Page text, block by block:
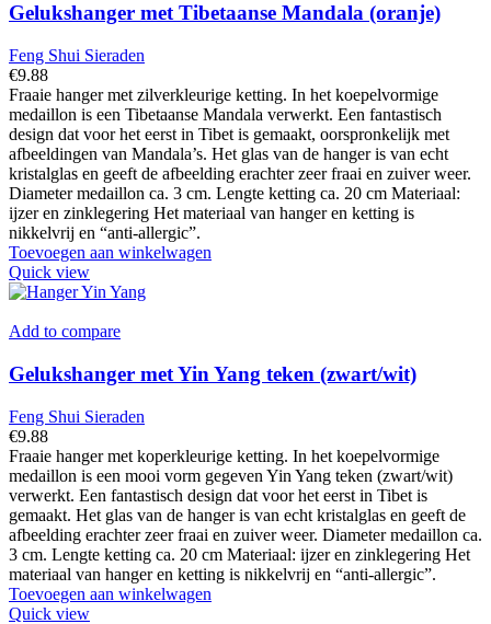
Gelukshanger met Tibetaanse Mandala (oranje)
Feng Shui Sieraden
€9.88
Fraaie hanger met zilverkleurige ketting. In het koepelvormige
medaillon is een Tibetaanse Mandala verwerkt. Een fantastisch
design dat voor het eerst in Tibet is gemaakt, oorspronkelijk met
afbeeldingen van Mandala’s. Het glas van de hanger is van echt
kristalglas en geeft de afbeelding erachter zeer fraai en zuiver weer.
Diameter medaillon ca. 3 cm. Lengte ketting ca. 20 cm Materiaal:
ijzer en zinklegering Het materiaal van hanger en ketting is
nikkelvrij en “anti-allergic”.
Toevoegen aan winkelwagen
Quick view
Add to compare
Gelukshanger met Yin Yang teken (zwart/wit)
Feng Shui Sieraden
€9.88
Fraaie hanger met koperkleurige ketting. In het koepelvormige
medaillon is een mooi vorm gegeven Yin Yang teken (zwart/wit)
verwerkt. Een fantastisch design dat voor het eerst in Tibet is
gemaakt. Het glas van de hanger is van echt kristalglas en geeft de
afbeelding erachter zeer fraai en zuiver weer. Diameter medaillon ca.
3 cm. Lengte ketting ca. 20 cm Materiaal: ijzer en zinklegering Het
materiaal van hanger en ketting is nikkelvrij en “anti-allergic”.
Toevoegen aan winkelwagen
Quick view